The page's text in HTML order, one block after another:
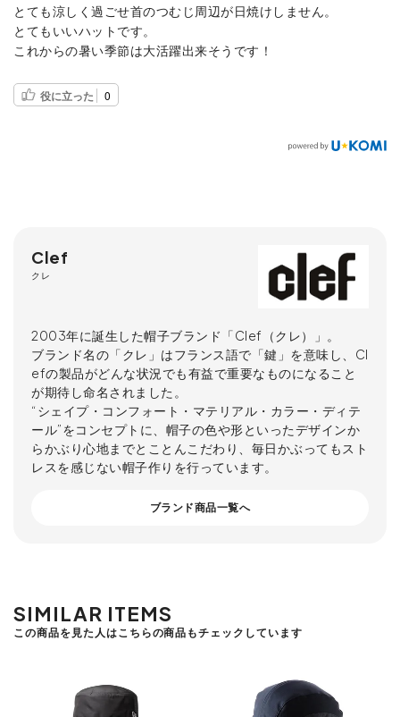
とても涼しく過ごせ首のつむじ周辺が日焼けしません。
とてもいいハットです。
これからの暑い季節は大活躍出来そうです！
役に立った 0
Clef
クレ
2003年に誕生した帽子ブランド「Clef（クレ）」。
ブランド名の「クレ」はフランス語で「鍵」を意味し、Cl
efの製品がどんな状況でも有益で重要なものになること
が期待し命名されました。
“シェイプ・コンフォート・マテリアル・カラー・ディテ
ール”をコンセプトに、帽子の色や形といったデザインか
らかぶり心地までとことんこだわり、毎日かぶってもスト
レスを感じない帽子作りを行っています。
ブランド商品一覧へ
SIMILAR ITEMS
この商品を見た人はこちらの商品もチェックしています